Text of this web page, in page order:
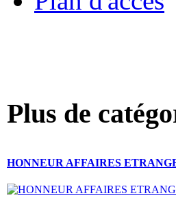
Plus de
HONNEUR AFFAIRES
45.00 €
NOEUD ORDRE NATIONAL DU MERITE